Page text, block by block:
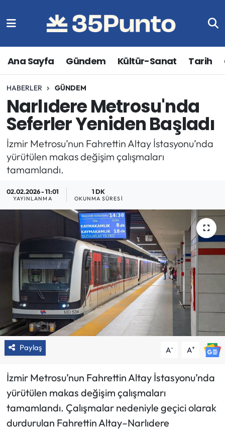
Ana Sayfa Gündem Kültür-Sanat Tarih
HABERLER GÜNDEM
Narlıdere Metrosu'nda
Seferler Yeniden Başladı
İzmir Metrosu’nun Fahrettin Altay İstasyonu’nda
yürütülen makas değişim çalışmaları
tamamlandı.
02.02.2026 - 11:01
YAYINLANMA
1 DK
OKUNMA SÜRESI
Paylaş A- A+
İzmir Metrosu’nun Fahrettin Altay İstasyonu’nda
yürütülen makas değişim çalışmaları
tamamlandı. Çalışmalar nedeniyle geçici olarak
durdurulan Fahrettin Altay–Narlıdere